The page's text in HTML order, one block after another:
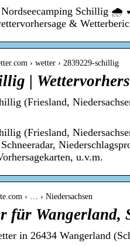
Schillig 🌧️
&
› wetter › 2839229-schillig
|
(Friesland,
(Friesland,
u.v.m.
› … › Niedersachsen
für Wangerland,
in 26434 Wangerland